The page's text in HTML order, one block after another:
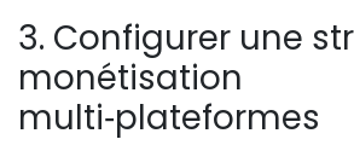
3. Configurer une
monétisation
multi‑plateformes